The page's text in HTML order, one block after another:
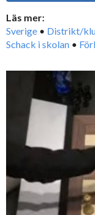
Läs mer:
Sverige • Distrikt/
Schack i skolan •